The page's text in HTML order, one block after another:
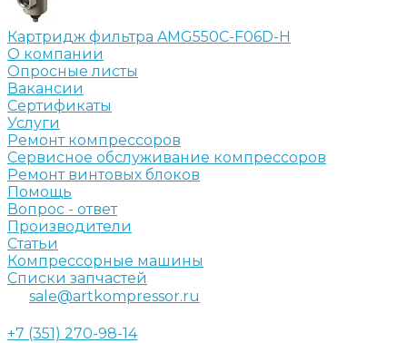
Картридж фильтра AMG550C-F06D-H
О компании
Опросные листы
Вакансии
Сертификаты
Услуги
Ремонт компрессоров
Сервисное обслуживание компрессоров
Ремонт винтовых блоков
Помощь
Вопрос - ответ
Производители
Статьи
Компрессорные машины
Списки запчастей
sale@artkompressor.ru
+7 (351) 270-98-14